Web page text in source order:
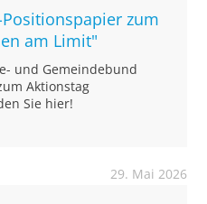
Positionspapier zum
am Limit"
und Gemeindebund
Aktionstag
Sie hier!
29. Mai 2026